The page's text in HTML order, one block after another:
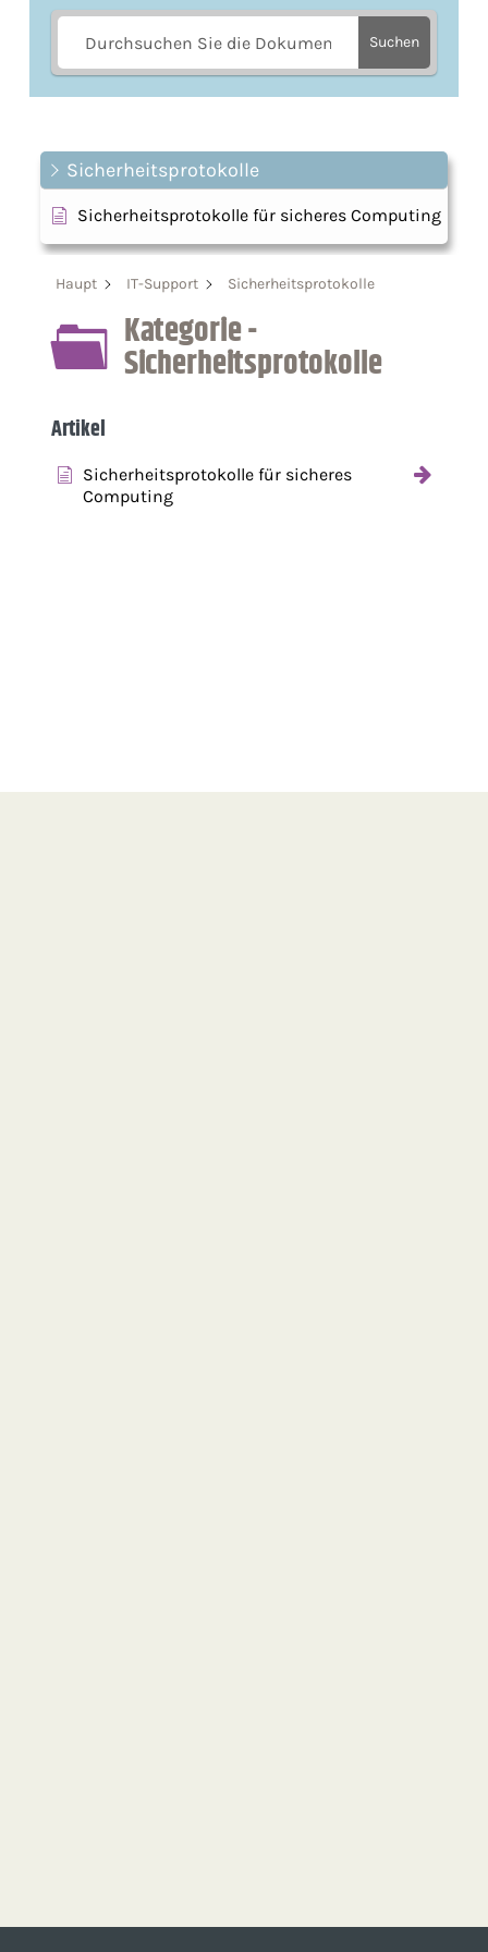
Suchen
Sicherheitsprotokolle
Sicherheitsprotokolle für sicheres Computing
Haupt IT-Support Sicherheitsprotokolle
Kategorie -
Sicherheitsprotokolle
Artikel
Sicherheitsprotokolle für sicheres
Computing